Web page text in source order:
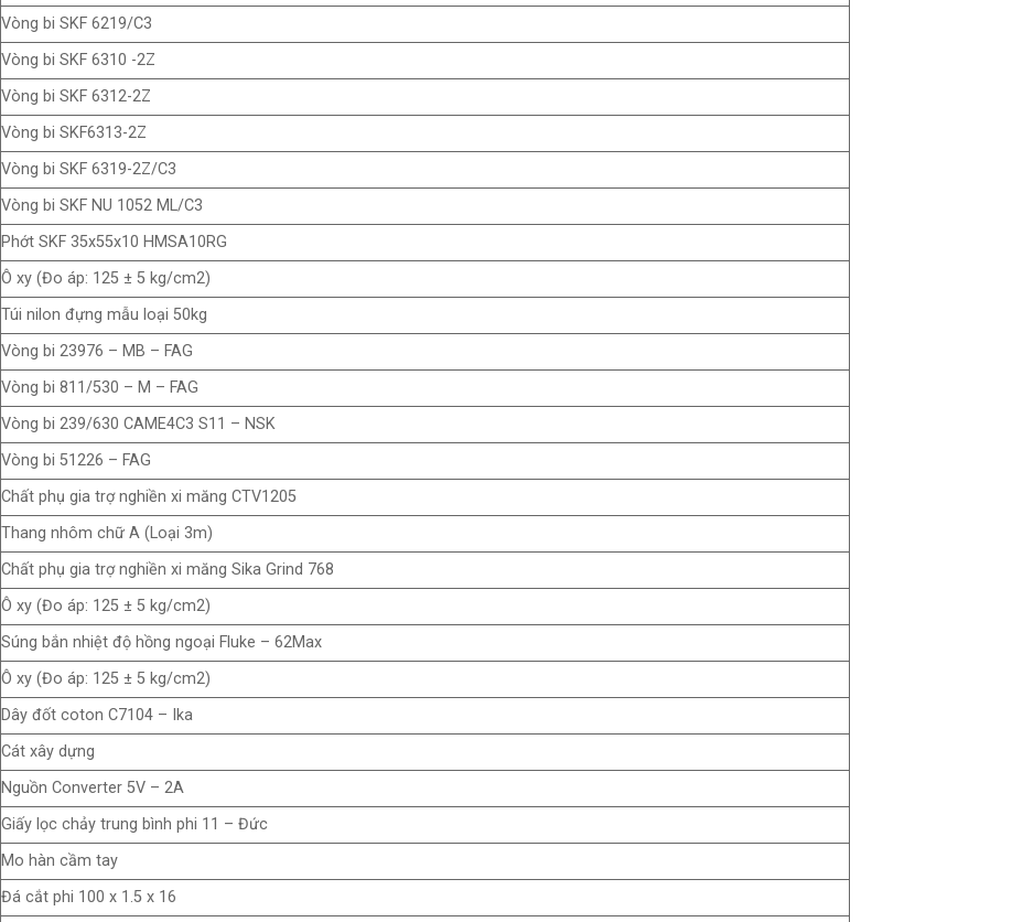
Vòng bi SKF 6219/C3
Vòng bi SKF 6310 -2Z
Vòng bi SKF 6312-2Z
Vòng bi SKF6313-2Z
Vòng bi SKF 6319-2Z/C3
Vòng bi SKF NU 1052 ML/C3
Phớt SKF 35x55x10 HMSA10RG
Ô xy (Đo áp: 125 ± 5 kg/cm2)
Túi nilon đựng mẫu loại 50kg
Vòng bi 23976 – MB – FAG
Vòng bi 811/530 – M – FAG
Vòng bi 239/630 CAME4C3 S11 – NSK
Vòng bi 51226 – FAG
Chất phụ gia trợ nghiền xi măng CTV1205
Thang nhôm chữ A (Loại 3m)
Chất phụ gia trợ nghiền xi măng Sika Grind 768
Ô xy (Đo áp: 125 ± 5 kg/cm2)
Súng bắn nhiệt độ hồng ngoại Fluke – 62Max
Ô xy (Đo áp: 125 ± 5 kg/cm2)
Dây đốt coton C7104 – Ika
Cát xây dựng
Nguồn Converter 5V – 2A
Giấy lọc chảy trung bình phi 11 – Đức
Mo hàn cầm tay
Đá cắt phi 100 x 1.5 x 16